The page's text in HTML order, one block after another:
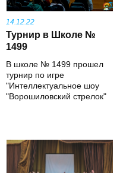
14.12.22
Турнир в Школе №
1499
В школе № 1499 прошел
турнир по игре
"Интеллектуальное шоу
"Ворошиловский стрелок"